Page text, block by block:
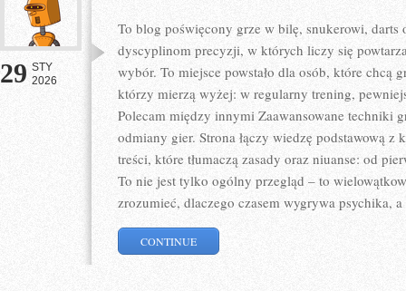
29 STY
2026
To blog poświęcony grze w bilę, snukerowi, darts
dyscyplinom precyzji, w których liczy się
wybór. To miejsce powstało dla osób, które chcą
którzy mierzą wyżej: w regularny trening,
Polecam między innymi Zaawansowane techniki
odmiany gier. Strona łączy wiedzę podstawową
treści, które tłumaczą zasady oraz niuanse: od
To nie jest tylko ogólny przegląd – to
zrozumieć, dlaczego czasem wygrywa psychika,
CONTINUE